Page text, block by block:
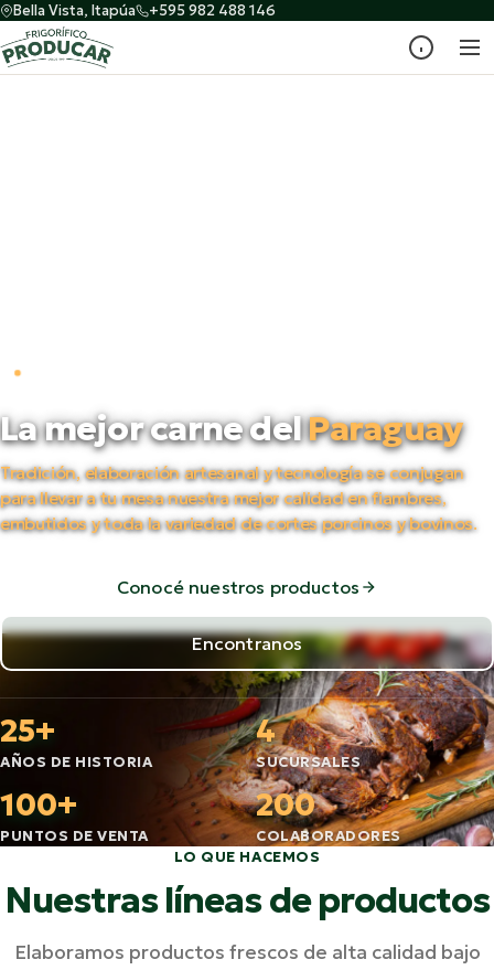
Bella Vista, Itapúa +595 982 488 146
La mejor carne delParaguay
Tradición, elaboración artesanal y tecnología se conjugan
para llevar a tu mesa nuestra mejor calidad en fiambres,
embutidos y toda la variedad de cortes porcinos y bovinos.
Conocé nuestros productos
Encontranos
25+
AÑOS DE HISTORIA
4
SUCURSALES
100+
PUNTOS DE VENTA
200
COLABORADORES
LO QUE HACEMOS
Nuestras líneas de productos
Elaboramos productos frescos de alta calidad bajo